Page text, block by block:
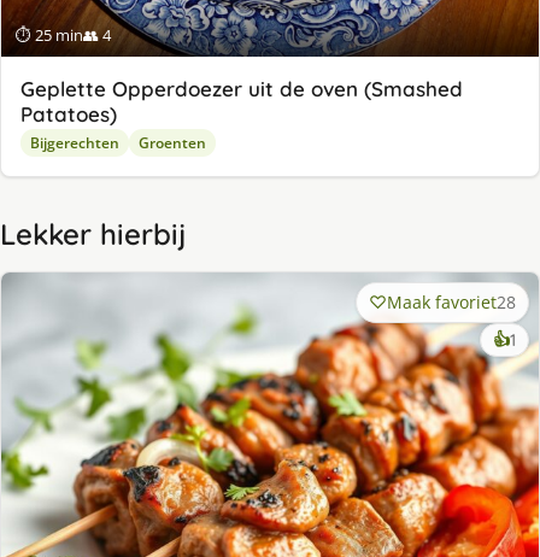
⏱ 25 min👥 4
Geplette Opperdoezer uit de oven (Smashed
Patatoes)
Bijgerechten Groenten
Lekker hierbij
Maak favoriet28
👍1